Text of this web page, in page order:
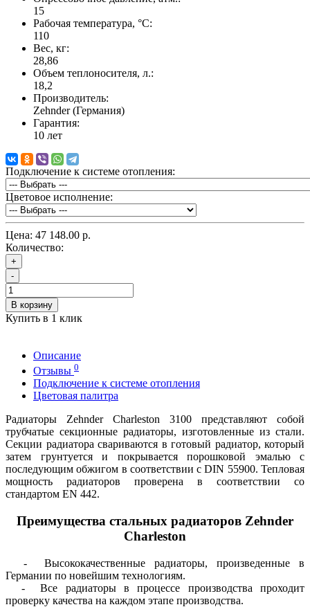
15
Рабочая температура, °C:
110
Вес, кг:
28,86
Объем теплоносителя, л.:
18,2
Производитель:
Zehnder (Германия)
Гарантия:
10 лет
Подключение к системе отопления:
Цветовое исполнение:
Цена: 47 148.00 р.
Количество:
+
-
В корзину
Купить в 1 клик
Описание
Отзывы 0
Подключение к системе отопления
Цветовая палитра
Радиаторы Zehnder Charleston 3100 представляют собой
трубчатые секционные радиаторы, изготовленные из стали.
Секции радиатора свариваются в готовый радиатор, который
затем грунтуется и покрывается порошковой эмалью с
последующим обжигом в соответствии с DIN 55900. Тепловая
мощность радиаторов проверена в соответствии со
стандартом EN 442.
Преимущества стальных радиаторов Zehnder
Charleston
- Высококачественные радиаторы, произведенные в
Германии по новейшим технологиям.
- Все радиаторы в процессе производства проходит
проверку качества на каждом этапе производства.